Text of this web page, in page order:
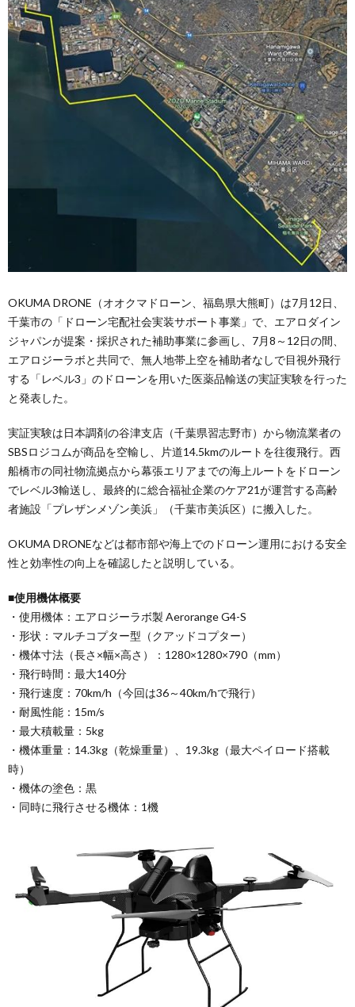
OKUMA DRONE（オオクマドローン、福島県大熊町）は7月12日、
千葉市の「ドローン宅配社会実装サポート事業」で、エアロダイン
ジャパンが提案・採択された補助事業に参画し、7月8～12日の間、
エアロジーラボと共同で、無人地帯上空を補助者なしで目視外飛行
する「レベル3」のドローンを用いた医薬品輸送の実証実験を行った
と発表した。
実証実験は日本調剤の谷津支店（千葉県習志野市）から物流業者の
SBSロジコムが商品を空輸し、片道14.5kmのルートを往復飛行。西
船橋市の同社物流拠点から幕張エリアまでの海上ルートをドローン
でレベル3輸送し、最終的に総合福祉企業のケア21が運営する高齢
者施設「プレザンメゾン美浜」（千葉市美浜区）に搬入した。
OKUMA DRONEなどは都市部や海上でのドローン運用における安全
性と効率性の向上を確認したと説明している。
■使用機体概要
・使用機体：エアロジーラボ製 Aerorange G4-S
・形状：マルチコプター型（クアッドコプター）
・機体寸法（長さ×幅×高さ）：1280×1280×790（mm）
・飛行時間：最大140分
・飛行速度：70km/h（今回は36～40km/hで飛行）
・耐風性能：15m/s
・最大積載量：5kg
・機体重量：14.3kg（乾燥重量）、19.3kg（最大ペイロード搭載
時）
・機体の塗色：黒
・同時に飛行させる機体：1機